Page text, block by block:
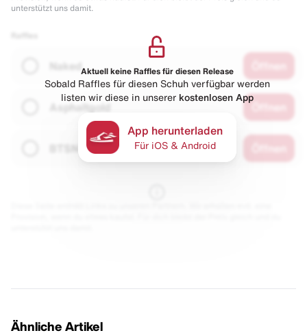
unterstützt uns damit.
Naked
Asphaltgold
Aktuell keine Raffles für diesen Release
Sobald Raffles für diesen Schuh verfügbar werden
listen wir diese in unserer kostenlosen App
App herunterladen
Für iOS & Android
Ähnliche Artikel